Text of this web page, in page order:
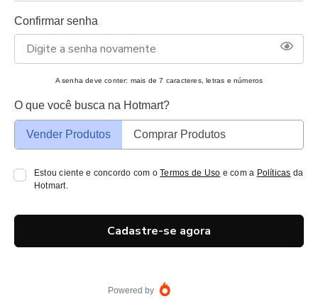
Confirmar senha
A senha deve conter: mais de 7 caracteres, letras e números
O que você busca na Hotmart?
Vender Produtos Comprar Produtos
Estou ciente e concordo com oTermos de Uso e com a Políticas da
Hotmart.
Cadastre-se agora
Powered by